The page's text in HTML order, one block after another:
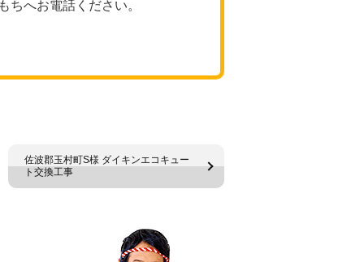
ちへお電話ください。
佐波郡玉村町S様 ダイキンエコキュー
ト交換工事